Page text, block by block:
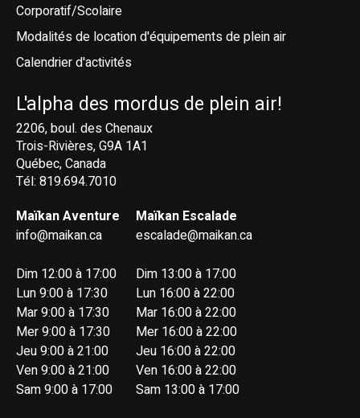
Corporatif/Scolaire
Modalités de location d'équipements de plein air
Calendrier d'activités
L'alpha des mordus de plein air!
2206, boul. des Chenaux
Trois-Rivières, G9A 1A1
Québec, Canada
Tél: 819.694.7010
Maïkan Aventure
info@maikan.ca
Dim 12:00 à 17:00
Lun 9:00 à 17:30
Mar 9:00 à 17:30
Mer 9:00 à 17:30
Jeu 9:00 à 21:00
Ven 9:00 à 21:00
Sam 9:00 à 17:00
Maïkan Escalade
escalade@maikan.ca
Dim 13:00 à 17:00
Lun 16:00 à 22:00
Mar 16:00 à 22:00
Mer 16:00 à 22:00
Jeu 16:00 à 22:00
Ven 16:00 à 22:00
Sam 13:00 à 17:00